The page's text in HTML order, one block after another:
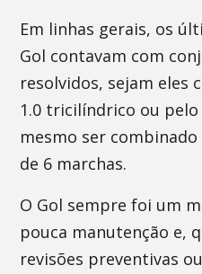
Em linhas gerais, os
Gol contavam com
resolvidos, sejam
1.0 tricilíndrico ou pelo
mesmo ser
de 6 marchas.
O Gol sempre foi um
pouca manutenção e,
revisões preventivas